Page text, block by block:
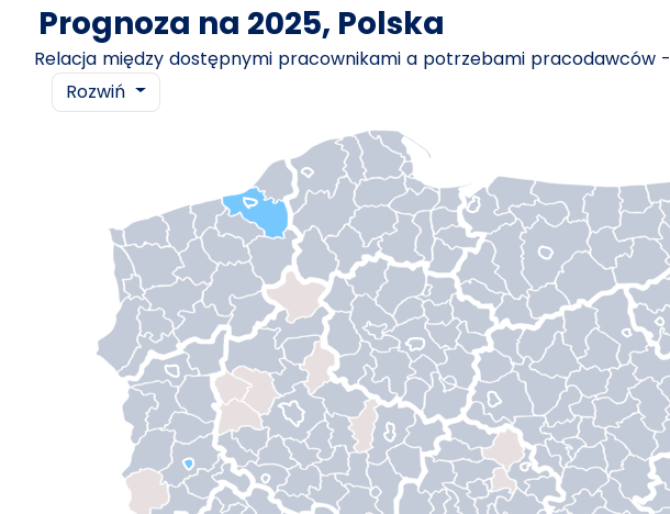
Prognoza na 2025, Polska
Relacja między dostępnymi pracownikami a potrzebami pracodawców -
Rozwiń